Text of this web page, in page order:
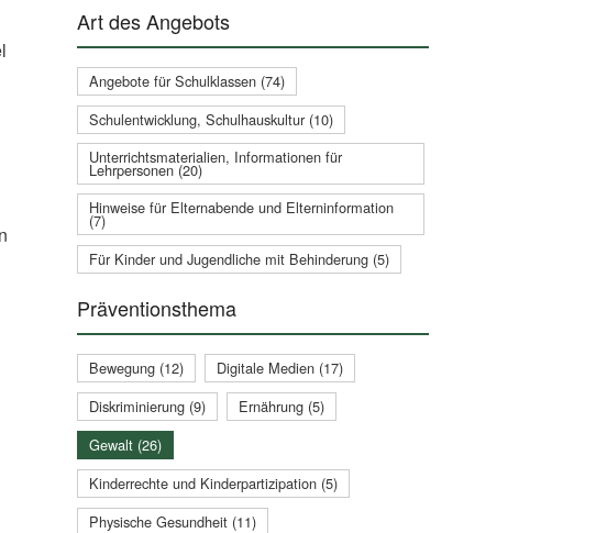
Art des Angebots
Angebote für Schulklassen (74)
Schulentwicklung, Schulhauskultur (10)
Unterrichtsmaterialien, Informationen für
Lehrpersonen (20)
Hinweise für Elternabende und Elterninformation
(7)
Für Kinder und Jugendliche mit Behinderung (5)
Präventionsthema
Bewegung (12)
Digitale Medien (17)
Diskriminierung (9)
Ernährung (5)
Gewalt (26)
Kinderrechte und Kinderpartizipation (5)
Physische Gesundheit (11)